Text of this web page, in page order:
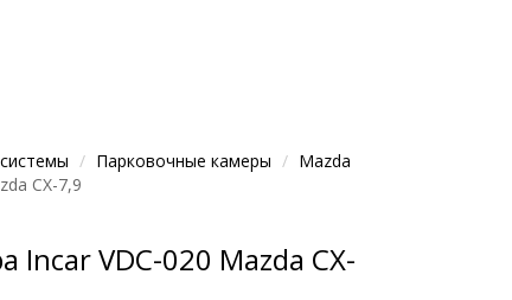
Парковочные камеры
Mazda
CX-7,9
Incar VDC-020 Mazda CX-